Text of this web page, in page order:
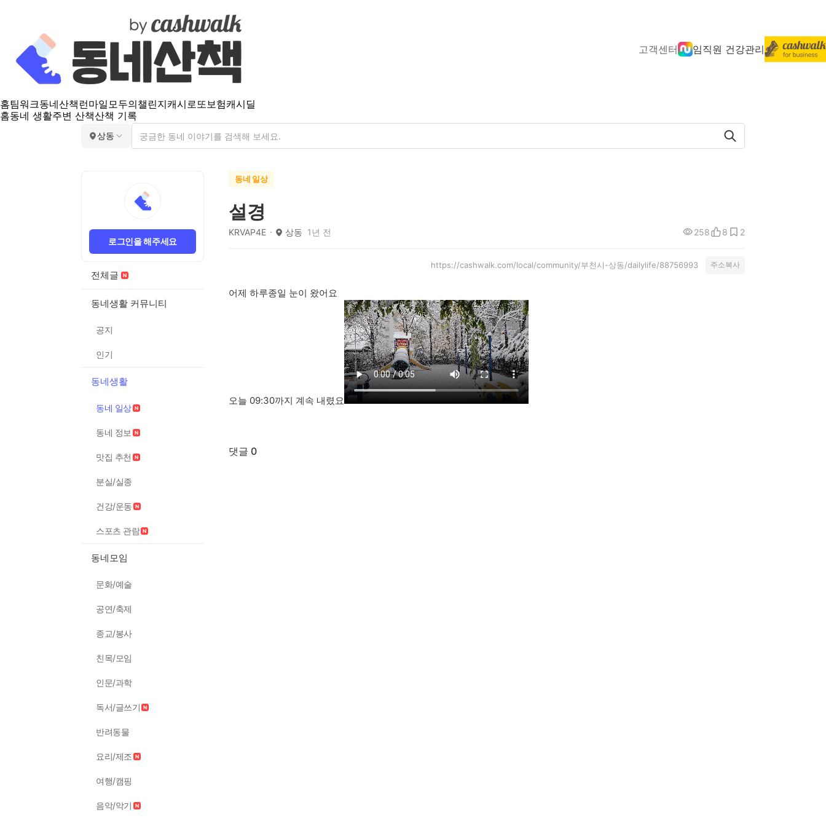
고객센터 임직원 건강관리
홈팀워크동네산책 런마일모두의챌린지캐시로또보험캐시딜
홈동네 생활주변 산책산책 기록
상동
로그인을 해주세요
전체글
동네생활 커뮤니티
공지
인기
동네생활
동네 일상
동네 정보
맛집 추천
분실/실종
건강/운동
스포츠 관람
동네모임
문화/예술
공연/축제
종교/봉사
친목/모임
인문/과학
독서/글쓰기
반려동물
요리/제조
여행/캠핑
음악/악기
동네 일상
설경
KRVAP4E 상동 1년 전 258 8 2
https://cashwalk.com/local/community/부천시-상동/dailylife/88756993 주소복사
어제 하루종일 눈이 왔어요
오늘 09:30까지 계속 내렸요
댓글 0